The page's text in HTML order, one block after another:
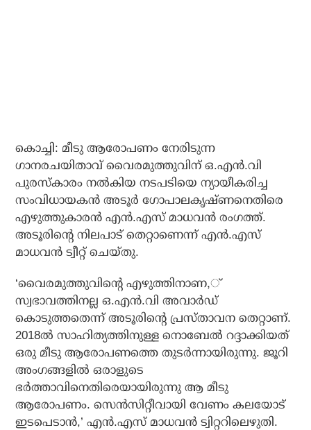
കൊച്ചി: മീടു ആരോപണം നേരിടുന്ന
ഗാനരചയിതാവ് വൈരമുത്തുവിന് ഒ.എന്‍.വി
പുരസ്‌കാരം നല്‍കിയ നടപടിയെ ന്യായീകരിച്ച
സംവിധായകന്‍ അടൂര്‍ ഗോപാലകൃഷ്ണനെതിരെ
എഴുത്തുകാരന്‍ എന്‍.എസ് മാധവന്‍ രംഗത്ത്.
അടൂരിന്റെ നിലപാട് തെറ്റാണെന്ന് എന്‍.എസ്
മാധവന്‍ ട്വീറ്റ് ചെയ്തു.
‘വൈരമുത്തുവിന്റെ എഴുത്തിനാണ,്
സ്വഭാവത്തിനല്ല ഒ.എന്‍.വി അവാര്‍ഡ്
കൊടുത്തതെന്ന് അടൂരിന്റെ പ്രസ്താവന തെറ്റാണ്.
2018ല്‍ സാഹിത്യത്തിനുള്ള നൊബേല്‍ റദ്ദാക്കിയത്
ഒരു മീടു ആരോപണത്തെ തുടര്‍ന്നായിരുന്നു. ജൂറി
അംഗങ്ങളില്‍ ഒരാളുടെ
ഭര്‍ത്താവിനെതിരെയായിരുന്നു ആ മീടു
ആരോപണം. സെന്‍സിറ്റീവായി വേണം കലയോട്
ഇടപെടാന്‍,’ എന്‍.എസ് മാധവന്‍ ട്വിറ്ററിലെഴുതി.